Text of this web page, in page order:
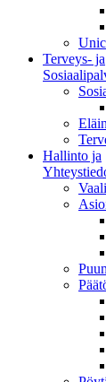
Terveys- ja
Hallinto ja